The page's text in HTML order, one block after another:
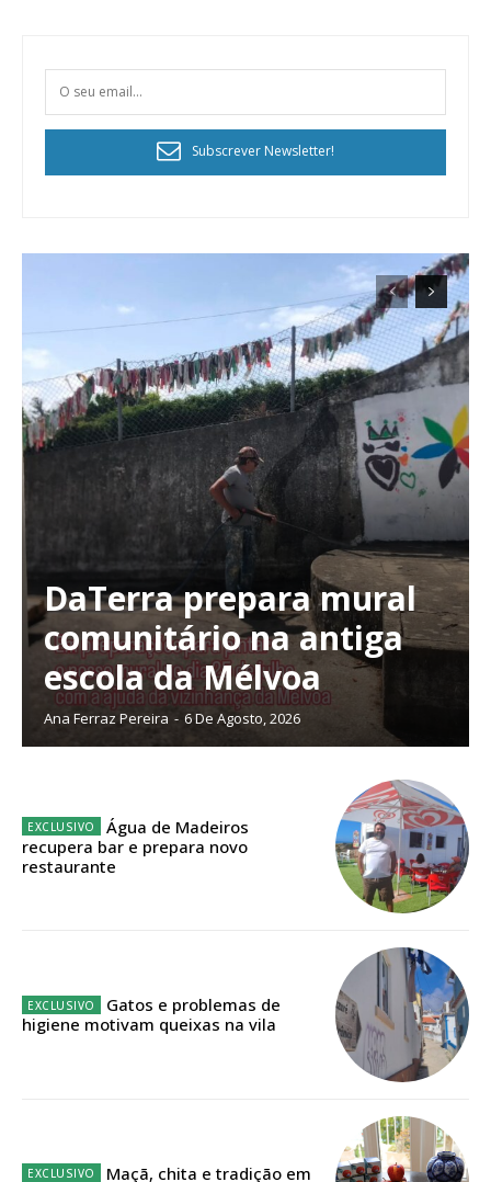
Planos de Assinatura
Faça-se assinante do Região de Cister e ajude-nos a manter este serviço
Sendo assinante terá acesso a todos os conteúdos exclusivos e versões
Escolha o plano de assinatura desejado:
ASSINATURA
Subscrever Newsletter!
DaTerra prepara mural
comunitário na antiga
escola da Mélvoa
Ana Ferraz Pereira - 6 De Agosto, 2026
Água de Madeiros
recupera bar e prepara novo
restaurante
Gatos e problemas de
higiene motivam queixas na vila
Maçã, chita e tradição em